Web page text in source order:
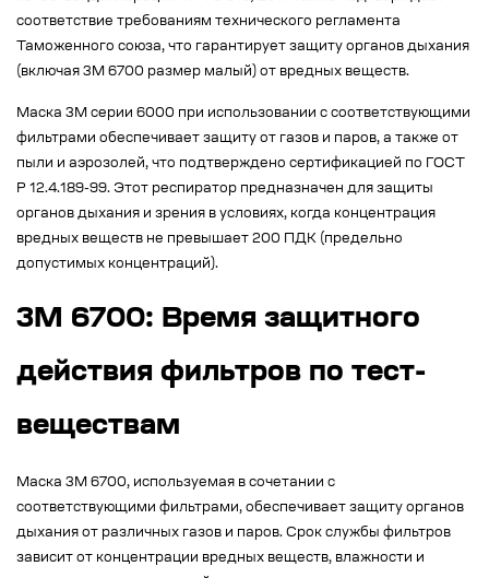
соответствие требованиям технического регламента
Таможенного союза, что гарантирует защиту органов дыхания
(включая 3М 6700 размер малый) от вредных веществ.
Маска 3М серии 6000 при использовании с соответствующими
фильтрами обеспечивает защиту от газов и паров, а также от
пыли и аэрозолей, что подтверждено сертификацией по ГОСТ
Р 12.4.189-99. Этот респиратор предназначен для защиты
органов дыхания и зрения в условиях, когда концентрация
вредных веществ не превышает 200 ПДК (предельно
допустимых концентраций).
3М 6700: Время защитного
действия фильтров по тест-
веществам
Маска 3М 6700, используемая в сочетании с
соответствующими фильтрами, обеспечивает защиту органов
дыхания от различных газов и паров. Срок службы фильтров
зависит от концентрации вредных веществ, влажности и